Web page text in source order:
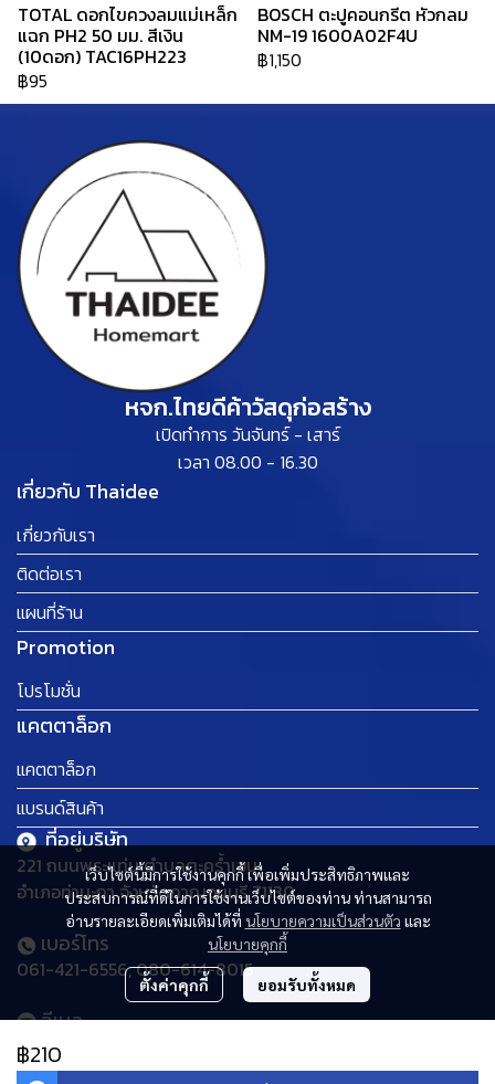
TOTAL ดอกไขควงลมแม่เหล็ก
แฉก PH2 50 มม. สีเงิน
(10ดอก) TAC16PH223
฿95
BOSCH ตะปูคอนกรีต หัวกลม
NM-19 1600A02F4U
฿1,150
฿210
เว็บไซต์นี้มีการใช้งานคุกกี้ เพื่อเพิ่มประสิทธิภาพและ
ประสบการณ์ที่ดีในการใช้งานเว็บไซต์ของท่าน ท่านสามารถ
อ่านรายละเอียดเพิ่มเติมได้ที่ นโยบายความเป็นส่วนตัว และ
นโยบายคุกกี้
ตั้งค่าคุกกี้ ยอมรับทั้งหมด
หจก.ไทยดีค้าวัสดุก่อสร้าง
เปิดทำการ วันจันทร์ - เสาร์
เวลา 08.00 - 16.30
เกี่ยวกับ Thaidee
เกี่ยวกับเรา
ติดต่อเรา
แผนที่ร้าน
Promotion
โปรโมชั่น
แคตตาล็อก
แคตตาล็อก
แบรนด์สินค้า
ที่อยู่บริษัท
221 ถนนพระแท่น ตำบลตะคร้ำเอน
อำเภอท่ามะกา จังหวัดกาญจนบุรี 71130
เบอร์โทร
061-421-6556, 080-614-8015
อีเมล
thaideehomemart@gmail.com